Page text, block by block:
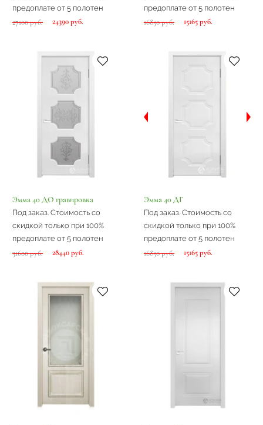
предоплате от 5 полотен
27100 руб. 24390 руб.
предоплате от 5 полотен
16850 руб. 15165 руб.
Эмма 40 ДО гравировка
Под заказ. Стоимость со
скидкой только при 100%
предоплате от 5 полотен
31600 руб. 28440 руб.
Эмма 40 ДГ
Под заказ. Стоимость со
скидкой только при 100%
предоплате от 5 полотен
16850 руб. 15165 руб.